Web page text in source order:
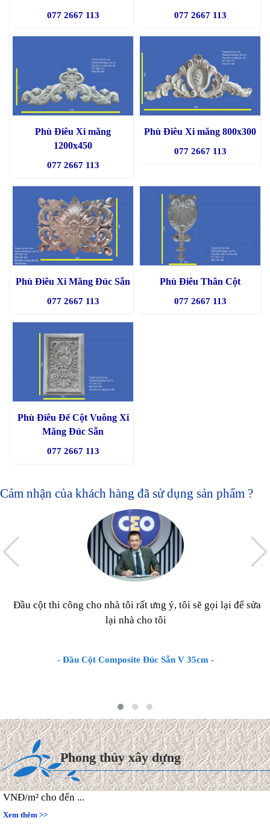
077 2667 113 077 2667 113
Phù Điêu Xi măng
1200x450
077 2667 113
Phù Điêu Xi măng 800x300
077 2667 113
Phù Điêu Xi Măng Đúc Sẵn
077 2667 113
Phù Điêu Thân Cột
077 2667 113
Phù Điêu Đế Cột Vuông Xi
Măng Đúc Sẵn
077 2667 113
Cảm nhận của khách hàng đã sử dụng sản phẩm ?
Đầu cột thi công cho nhà tôi rất ưng ý, tôi sẽ gọi lại để sửa
lại nhà cho tôi
- Đầu Cột Composite Đúc Sẵn V 35cm -
Phong thủy xây dựng
Chi phí xây dựng & Hoàn
thiện Biệt thự mái Thái 2027
Hiện nay, chi phí thi công hoàn
thiện trọn gói biệt thự mái
Thái dao động từ 8.000.000
VNĐ/m² cho đến ...